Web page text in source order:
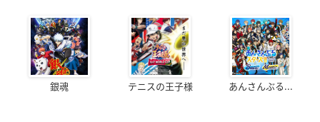
銀魂 テニスの王子様 あんさんぶる...